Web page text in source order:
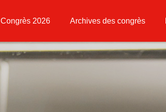
Congrès 2026 Archives des congrès